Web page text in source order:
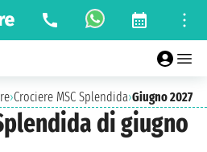
›Crociere MSC Splendida›Giugno 2027
di giugno